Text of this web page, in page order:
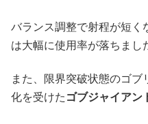
バランス調整で射程が短く
は大幅に使用率が落ちまし
また、限界突破状態のゴ
化を受けた ゴブジャイアン